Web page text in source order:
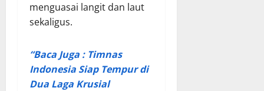
menguasai langit dan laut
sekaligus.
“Baca Juga : Timnas
Indonesia Siap Tempur di
Dua Laga Krusial